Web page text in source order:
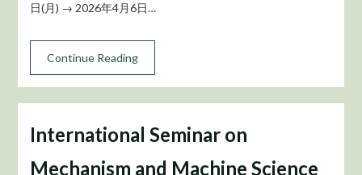
日(月) → 2026年4月6日…
Continue Reading
International Seminar on
Mechanism and Machine Science